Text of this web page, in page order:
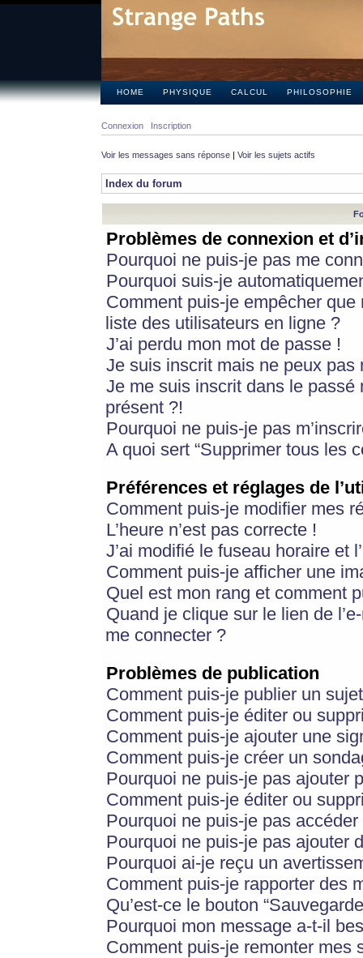
HOME PHYSIQUE CALCUL PHILOSOPHIE
Connexion Inscription
Voir les messages sans réponse | Voir les sujets actifs
Index du forum
Problèmes de connexion et
Pourquoi ne puis-je pas me
Pourquoi suis-je
Comment puis-je empêcher
liste des utilisateurs en ligne ?
J’ai perdu mon mot de passe !
Je suis inscrit mais ne peux pas
Je me suis inscrit dans le
présent ?!
Pourquoi ne puis-je pas
A quoi sert “Supprimer tous les
Préférences et réglages de
Comment puis-je modifier mes
L’heure n’est pas correcte !
J’ai modifié le fuseau horaire et
Comment puis-je afficher une
Quel est mon rang et comment
Quand je clique sur le lien de
me connecter ?
Problèmes de publication
Comment puis-je publier un
Comment puis-je éditer ou
Comment puis-je ajouter une
Comment puis-je créer un
Pourquoi ne puis-je pas ajouter
Comment puis-je éditer ou
Pourquoi ne puis-je pas
Pourquoi ne puis-je pas ajouter
Pourquoi ai-je reçu un
Comment puis-je rapporter des
Qu’est-ce le bouton
Pourquoi mon message a-t-il
Comment puis-je remonter mes